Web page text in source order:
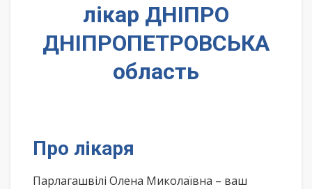
лікар ДНІПРО
ДНІПРОПЕТРОВСЬКА
область
Про лікаря
Парлагашвілі Олена Миколаївна – ваш